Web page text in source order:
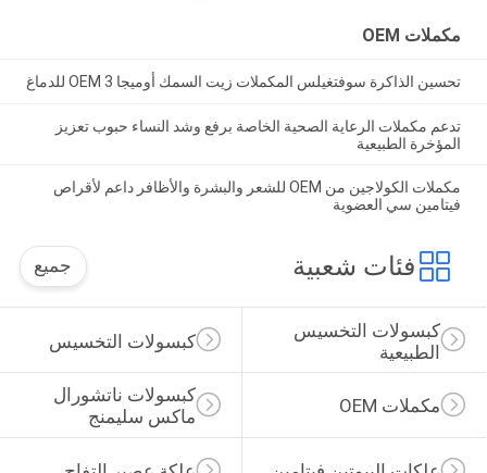
مكملات OEM
تحسين الذاكرة سوفتغيلس المكملات زيت السمك أوميجا 3 OEM للدماغ
تدعم مكملات الرعاية الصحية الخاصة برفع وشد النساء حبوب تعزيز
المؤخرة الطبيعية
مكملات الكولاجين من OEM للشعر والبشرة والأظافر داعم لأقراص
فيتامين سي العضوية
فئات شعبية جميع
كبسولات التخسيس
كبسولات التخسيس
الطبيعية
كبسولات ناتشورال
ماكس سليمنج
مكملات OEM